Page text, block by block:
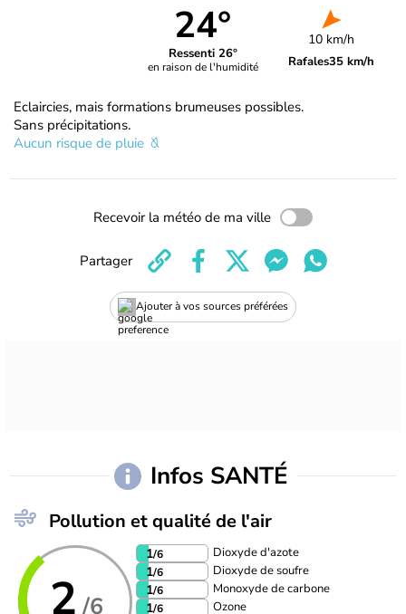
24°
Ressenti 26°
en raison de l'humidité
10 km/h
Rafales35 km/h
Eclaircies, mais formations brumeuses possibles.
Sans précipitations.
Aucun risque de pluie
Recevoir la météo de ma ville
Ajouter à vos sources préférées
Partager
Infos SANTÉ
Pollution et qualité de l'air
2 /6
1/6 Dioxyde d'azote
1/6 Dioxyde de soufre
1/6 Monoxyde de carbone
1/6 Ozone